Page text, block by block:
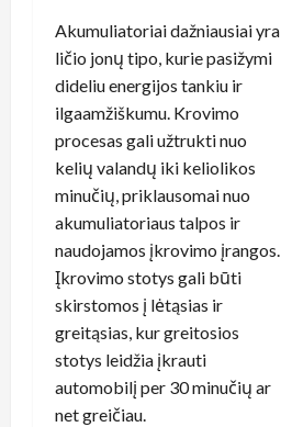
Akumuliatoriai dažniausiai yra
ličio jonų tipo, kurie pasižymi
dideliu energijos tankiu ir
ilgaamžiškumu. Krovimo
procesas gali užtrukti nuo
kelių valandų iki keliolikos
minučių, priklausomai nuo
akumuliatoriaus talpos ir
naudojamos įkrovimo įrangos.
Įkrovimo stotys gali būti
skirstomos į lėtąsias ir
greitąsias, kur greitosios
stotys leidžia įkrauti
automobilį per 30 minučių ar
net greičiau.